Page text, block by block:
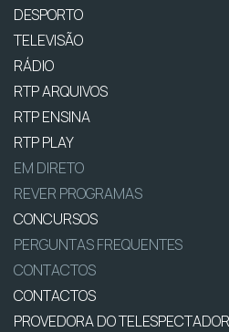
DESPORTO
TELEVISÃO
RÁDIO
RTP ARQUIVOS
RTP ENSINA
RTP PLAY
EM DIRETO
REVER PROGRAMAS
CONCURSOS
PERGUNTAS FREQUENTES
CONTACTOS
CONTACTOS
PROVEDORA DO TELESPECTADOR